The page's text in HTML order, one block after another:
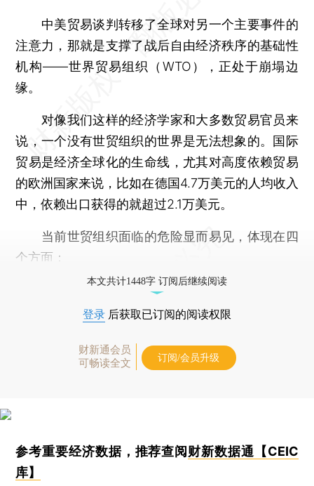
中美贸易谈判转移了全球对另一个主要事件的
注意力，那就是支撑了战后自由经济秩序的基础性
机构——世界贸易组织（WTO），正处于崩塌边
缘。
对像我们这样的经济学家和大多数贸易官员来
说，一个没有世贸组织的世界是无法想象的。国际
贸易是经济全球化的生命线，尤其对高度依赖贸易
的欧洲国家来说，比如在德国4.7万美元的人均收入
中，依赖出口获得的就超过2.1万美元。
当前世贸组织面临的危险显而易见，体现在四
个方面：
本文共计1448字 订阅后继续阅读
登录 后获取已订阅的阅读权限
财新通会员
可畅读全文
订阅/会员升级
参考重要经济数据，推荐查阅 财新数据通【CEIC
库】